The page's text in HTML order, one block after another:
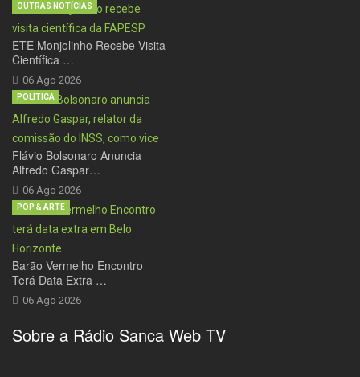
ETE Monjolinho Recebe Visita
Científica …
06 Ago 2026
OUTRAS NOTÍCIAS
Flávio Bolsonaro Anuncia
Alfredo Gaspar…
06 Ago 2026
POLÍTICA
Barão Vermelho Encontro
Terá Data Extra …
06 Ago 2026
POP & ARTE
Sobre a Rádio Sanca Web TV